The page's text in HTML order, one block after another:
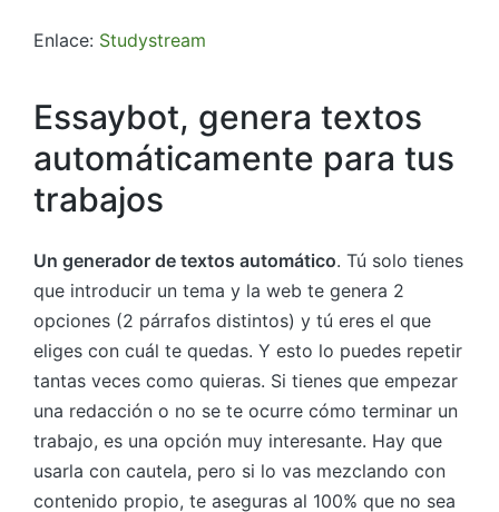
Enlace: Studystream
Essaybot, genera textos
automáticamente para tus
trabajos
Un generador de textos automático. Tú solo tienes
que introducir un tema y la web te genera 2
opciones (2 párrafos distintos) y tú eres el que
eliges con cuál te quedas. Y esto lo puedes repetir
tantas veces como quieras. Si tienes que empezar
una redacción o no se te ocurre cómo terminar un
trabajo, es una opción muy interesante. Hay que
usarla con cautela, pero si lo vas mezclando con
contenido propio, te aseguras al 100% que no sea